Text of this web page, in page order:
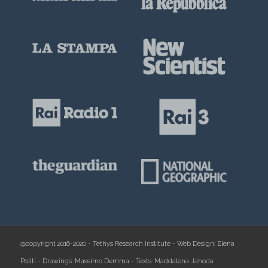
@copyright 2016-2020 - Tethys Research Institute - Web Design: Elena
Politi - Drawings: Massimo Demma - Texts: Maddalena Jahoda